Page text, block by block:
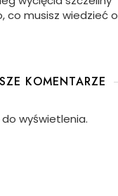
co musisz wiedzieć o
KOMENTARZE
wyświetlenia.